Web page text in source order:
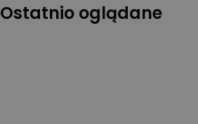
Ostatnio oglądane